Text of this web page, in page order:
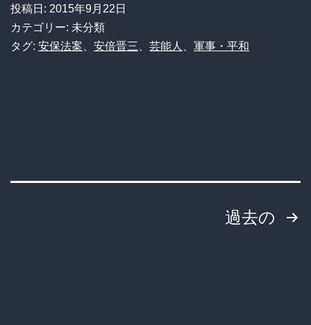
投稿日: 2015年9月22日
カテゴリー: 未分類
タグ: 安保法案 安倍晋三 芸能人 軍事・平和
過去の